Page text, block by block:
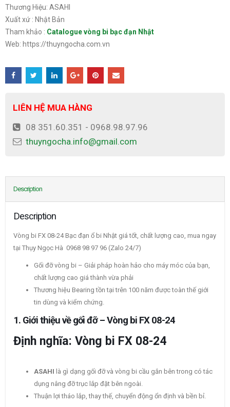
Thương Hiệu: ASAHI
Xuất xứ : Nhật Bản
Tham khảo : Catalogue vòng bi bạc đạn Nhật
Web: https://thuyngocha.com.vn
LIÊN HỆ MUA HÀNG
08 351.60.351 - 0968.98.97.96
thuyngocha.info@gmail.com
Description
Description
Vòng bi FX 08-24 Bạc đạn ổ bi Nhật giá tốt, chất lượng cao, mua ngay
tại Thụy Ngọc Hà 0968 98 97 96 (Zalo 24/7)
Gối đỡ vòng bi – Giải pháp hoàn hảo cho máy móc của bạn,
chất lượng cao giá thành vừa phải
Thương hiệu Bearing tồn tại trên 100 năm được toàn thế giới
tin dùng và kiểm chứng.
1. Giới thiệu về gối đỡ – Vòng bi FX 08-24
Định nghĩa: Vòng bi FX 08-24
ASAHI là gì dạng gối đỡ và vòng bi cầu gắn bên trong có tác
dụng nâng đỡ trục lắp đặt bên ngoài.
Thuận lợi tháo lắp, thay thế, chuyển động ổn định và bền bỉ.